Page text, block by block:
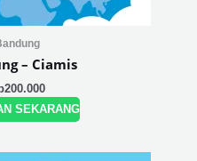
– Ciamis
200.000
SEKARANG